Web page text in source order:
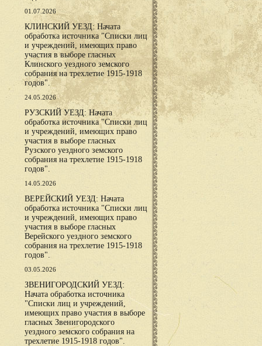
01.07.2026
КЛИНСКИЙ УЕЗД: Начата
обработка источника "Списки лиц
и учреждений, имеющих право
участия в выборе гласных
Клинского уездного земского
собрания на трехлетие 1915-1918
годов".
24.05.2026
РУЗСКИЙ УЕЗД: Начата
обработка источника "Списки лиц
и учреждений, имеющих право
участия в выборе гласных
Рузского уездного земского
собрания на трехлетие 1915-1918
годов".
14.05.2026
ВЕРЕЙСКИЙ УЕЗД: Начата
обработка источника "Списки лиц
и учреждений, имеющих право
участия в выборе гласных
Верейского уездного земского
собрания на трехлетие 1915-1918
годов".
03.05.2026
ЗВЕНИГОРОДСКИЙ УЕЗД:
Начата обработка источника
"Списки лиц и учреждений,
имеющих право участия в выборе
гласных Звенигородского
уездного земского собрания на
трехлетие 1915-1918 годов".